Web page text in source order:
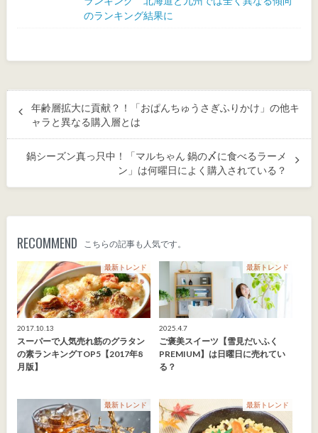
のランキング結果に
年齢層拡大に貢献？！「おぱんちゅうさぎふりかけ」の他キ
ャラと異なる購入層とは
鍋シーズン真っ只中！「マルちゃん 鍋の〆に食べるラーメ
ン」は何曜日によく購入されている？
RECOMMEND こちらの記事も人気です。
最新トレンド
2017.10.13
スーパーで人気売れ筋のグラタン
の素ランキングTOP5【2017年8
月版】
最新トレンド
2025.4.7
ご褒美スイーツ【雪見だいふく
PREMIUM】は日曜日に売れてい
る？
最新トレンド 最新トレンド